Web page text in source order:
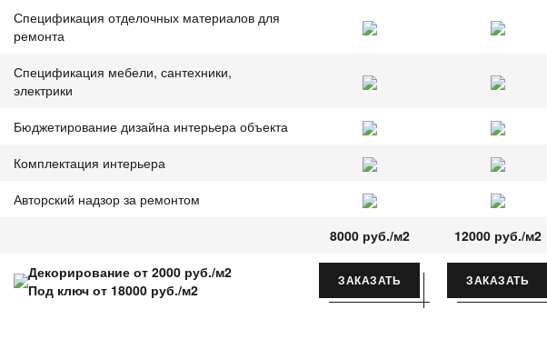
Спецификация отделочных материалов для
ремонта
Спецификация мебели, сантехники,
электрики
Бюджетирование дизайна интерьера объекта
Комплектация интерьера
Авторский надзор за ремонтом
8000 руб./м2
12000 руб./м2
Декорирование от 2000 руб./м2
Под ключ от 18000 руб./м2
ЗАКАЗАТЬ ЗАКАЗАТЬ